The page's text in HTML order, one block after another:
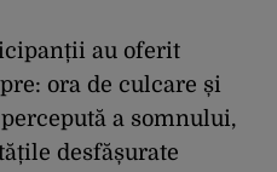
au oferit
ora de culcare și
a somnului,
desfășurate